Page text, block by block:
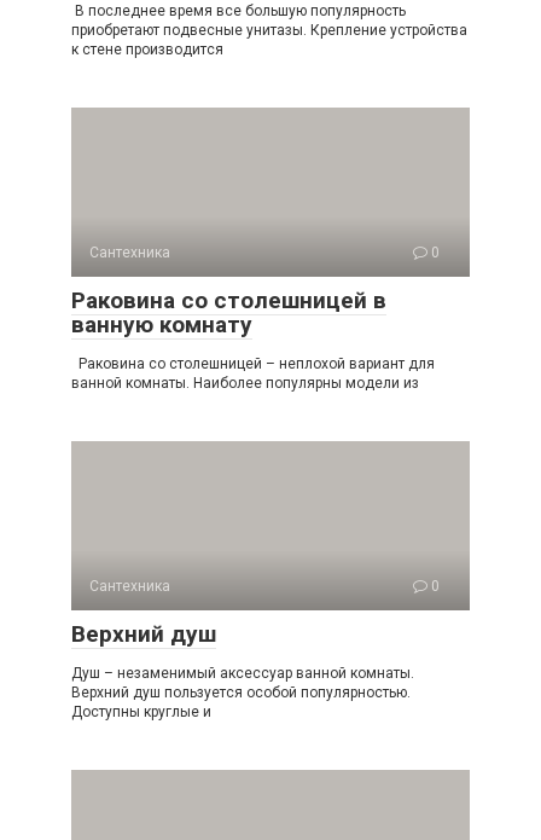
В последнее время все большую популярность
приобретают подвесные унитазы. Крепление устройства
к стене производится
Сантехника 0
Раковина со столешницей в
ванную комнату
Раковина со столешницей – неплохой вариант для
ванной комнаты. Наиболее популярны модели из
Сантехника 0
Верхний душ
Душ – незаменимый аксессуар ванной комнаты.
Верхний душ пользуется особой популярностью.
Доступны круглые и